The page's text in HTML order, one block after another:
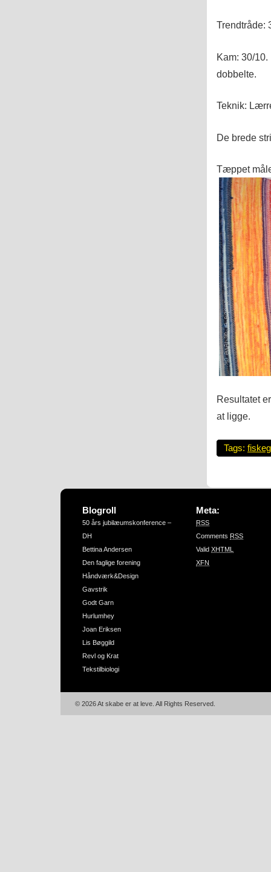
Trendtråde:
Kam: 30/
dobbelte.
Teknik:
De brede
Tæppet
Resultatet
at ligge.
Tags:
Blogroll
50 års jubilæumskonference –
DH
Bettina Andersen
Den faglige forening
Håndværk&Design
Gavstrik
Godt Garn
Hurlumhey
Joan Eriksen
Lis Bøggild
Revl og Krat
Tekstilbiologi
Meta:
RSS
Comments RSS
Valid XHTML
XFN
© 2026 At skabe er at leve. All Rights Reserved.